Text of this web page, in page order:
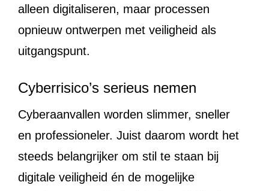
alleen digitaliseren, maar processen
opnieuw ontwerpen met veiligheid als
uitgangspunt.
Cyberrisico’s serieus nemen
Cyberaanvallen worden slimmer, sneller
en professioneler. Juist daarom wordt het
steeds belangrijker om stil te staan bij
digitale veiligheid én de mogelijke